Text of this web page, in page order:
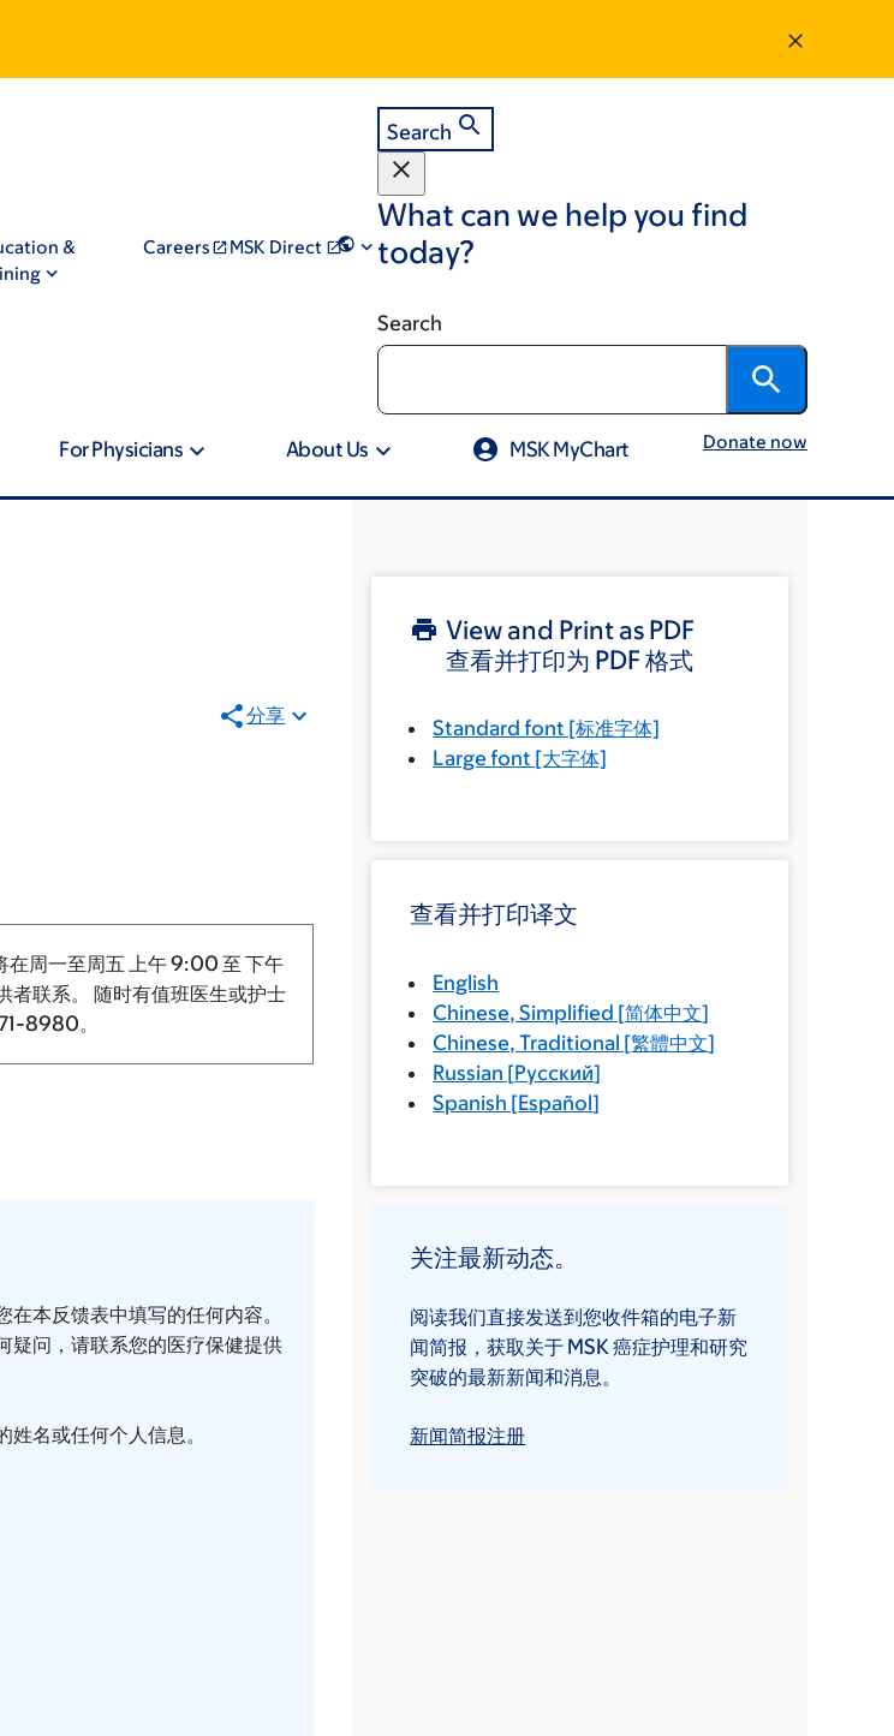
&
Careers MSK Direct
Search
What can we help you find
today?
Search
For Physicians About Us MSK MyChart Donate now
分享
在周一至周五 上午 9:00 至 下午
者联系。 随时有值班医生或护士
8980。
本反馈表中填写的任何内容。
疑问，请联系您的医疗保健提供
名或任何个人信息。
View and Print as PDF
查看并打印为 PDF 格式
Standard font [标准字体]
Large font [大字体]
查看并打印译文
English
Chinese, Simplified [简体中文]
Chinese, Traditional [繁體中文]
Russian [Русский]
Spanish [Español]
关注最新动态。
阅读我们直接发送到您收件箱的电子新
闻简报，获取关于 MSK 癌症护理和研究
突破的最新新闻和消息。
新闻简报注册